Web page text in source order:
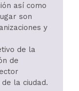
así como
son
y
de la
de
la ciudad.